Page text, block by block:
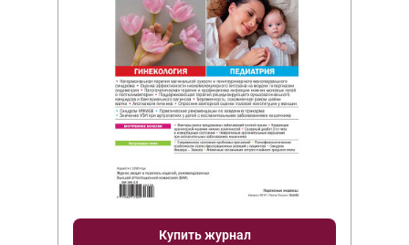
Купить журнал